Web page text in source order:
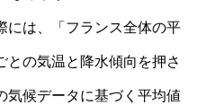
には、「フランス全体の平
との気温と降水傾向を押さ
気候データに基づく平均値